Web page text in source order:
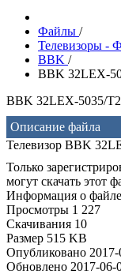
Файлы /
Телевизоры -
BBK /
BBK 32LEX-
BBK 32LEX-5035/
Описание файла
Телевизор BBK
Только
могут скачать этот
Информация о файле
Просмотры 1 227
Скачивания 10
Размер 515 KB
Опубликовано
Обновлено 2017-06-